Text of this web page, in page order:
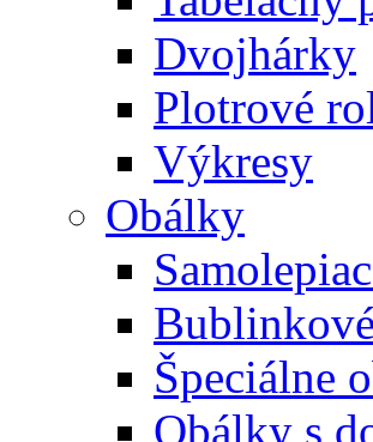
Dvojhárky
Plotrové
Výkresy
Obálky
Špeciálne
Obálky s